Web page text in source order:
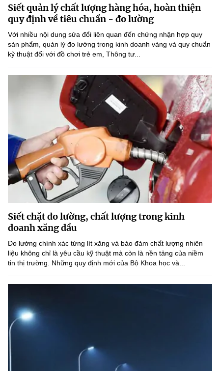
Sở Khoa học và Công nghệ
Chuyển đổi số
Bưu chính, Viễn thông
Tiêu chuẩn, đo lường, chất lượng
Năng lượng nguyên tử
Tin tổng hợp
Tin địa phương
Văn bản QPPL
Văn bản chỉ đạo điều hành
Lấy ý kiến người dân về dự thảo VBQPPL
MST IOFFICE
THỐNG KÊ
Khoa học và Công nghệ
Đổi mới sáng tạo
Chuyển đổi số
Bưu chính, Viễn thông
Sở hữu trí tuệ
Tiêu chuẩn, đo lường, chất lượng
Năng lượng nguyên tử
Multimedia
THƯ ĐIỆN TỬ
Infographic
Ảnh
Voice
Nhiệm vụ trọng tâm
Chọn ngôn ngữ
Vietnamese English
Điều khoản sử dụng
Cơ quan chủ quản: Bộ Khoa học và Công nghệ (MST)
Chịu trách nhiệm nội dung: Nguyễn Thị Hải Hằng
Siết quản lý chất lượng hàng hóa, hoàn thiện
quy định về tiêu chuẩn - đo lường
Với nhiều nội dung sửa đổi liên quan đến chứng nhận hợp quy
sản phẩm, quản lý đo lường trong kinh doanh vàng và quy chuẩn
kỹ thuật đối với đồ chơi trẻ em, Thông tư...
Siết chặt đo lường, chất lượng trong kinh
doanh xăng dầu
Đo lường chính xác từng lít xăng và bảo đảm chất lượng nhiên
liệu không chỉ là yêu cầu kỹ thuật mà còn là nền tảng của niềm
tin thị trường. Những quy định mới của Bộ Khoa học và...